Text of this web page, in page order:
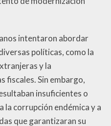
intentaron abordar
políticas, como la
y la
fiscales. Sin embargo,
insuficientes o
corrupción endémica y a
que garantizaran su